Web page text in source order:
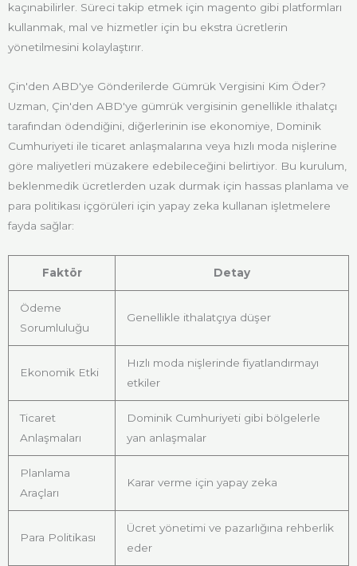
kaçınabilirler. Süreci takip etmek için magento gibi platformları
kullanmak, mal ve hizmetler için bu ekstra ücretlerin
yönetilmesini kolaylaştırır.
Çin'den ABD'ye Gönderilerde Gümrük Vergisini Kim Öder?
Uzman, Çin'den ABD'ye gümrük vergisinin genellikle ithalatçı
tarafından ödendiğini, diğerlerinin ise ekonomiye, Dominik
Cumhuriyeti ile ticaret anlaşmalarına veya hızlı moda nişlerine
göre maliyetleri müzakere edebileceğini belirtiyor. Bu kurulum,
beklenmedik ücretlerden uzak durmak için hassas planlama ve
para politikası içgörüleri için yapay zeka kullanan işletmelere
fayda sağlar:
Faktör Detay
Ödeme
Sorumluluğu
Genellikle ithalatçıya düşer
Ekonomik Etki
Hızlı moda nişlerinde fiyatlandırmayı
etkiler
Ticaret
Anlaşmaları
Dominik Cumhuriyeti gibi bölgelerle
yan anlaşmalar
Planlama
Araçları
Karar verme için yapay zeka
Para Politikası
Ücret yönetimi ve pazarlığına rehberlik
eder